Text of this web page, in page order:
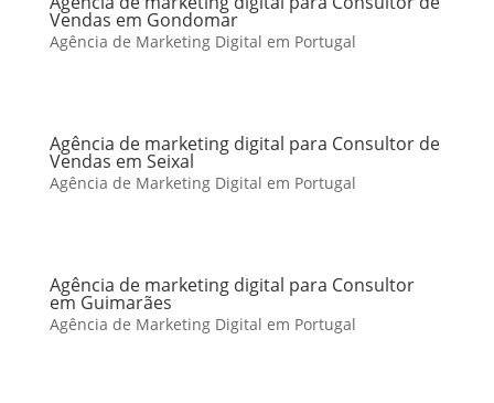
Vendas em Gondomar
Agência de Marketing Digital em Portugal
Agência de marketing digital para Consultor de
Vendas em Seixal
Agência de Marketing Digital em Portugal
Agência de marketing digital para Consultor
em Guimarães
Agência de Marketing Digital em Portugal